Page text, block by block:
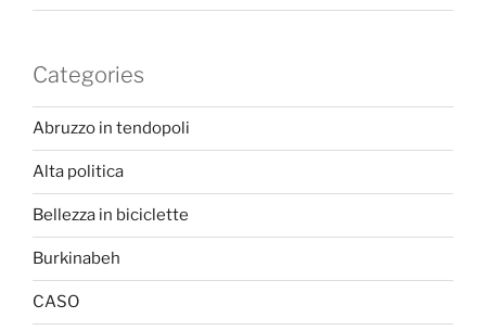
Categories
Abruzzo in tendopoli
Alta politica
Bellezza in biciclette
Burkinabeh
CASO